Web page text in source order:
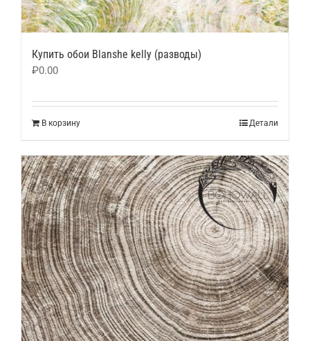
Купить обои Blanshe kelly (разводы)
₽0.00
В корзину Детали